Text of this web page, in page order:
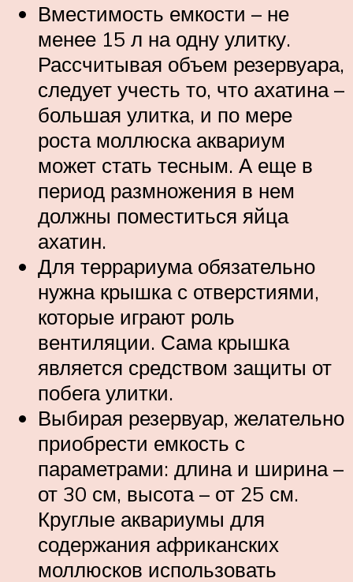
Вместимость емкости – не
менее 15 л на одну улитку.
Рассчитывая объем резервуара,
следует учесть то, что ахатина –
большая улитка, и по мере
роста моллюска аквариум
может стать тесным. А еще в
период размножения в нем
должны поместиться яйца
ахатин.
Для террариума обязательно
нужна крышка с отверстиями,
которые играют роль
вентиляции. Сама крышка
является средством защиты от
побега улитки.
Выбирая резервуар, желательно
приобрести емкость с
параметрами: длина и ширина –
от 30 см, высота – от 25 см.
Круглые аквариумы для
содержания африканских
моллюсков использовать